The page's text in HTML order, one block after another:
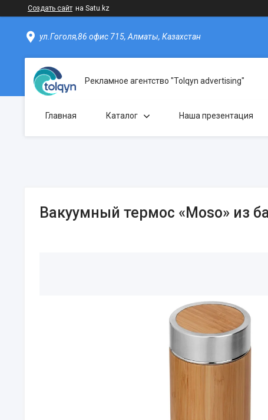
Создать сайт на Satu.kz
ул.Гоголя,86 офис 715, Алматы, Казахстан
Рекламное агентство "Tolqyn advertising"
Главная Каталог Наша презентация
Вакуумный термос «Moso» из